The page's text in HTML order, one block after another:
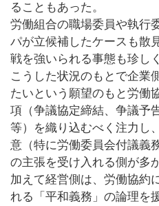
ることもあった。
労働組合の職場委員や執行
パが立候補したケースも散
戦を強いられる事態も珍し
こうした状況のもとで企業
たいという願望のもと労働
項（争議協定締結、争議予
等）を織り込むべく注力し
意（特に労働委員会付議義
の主張を受け入れる側が多
加えて経営側は、労働協約
れる「平和義務」の論理を